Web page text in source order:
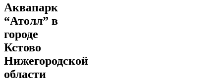
Аквапарк
“Атолл” в
городе
Кстово
Нижегородской
области